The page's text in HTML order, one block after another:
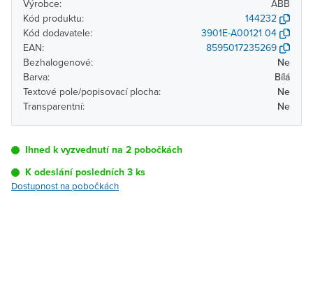
Výrobce:
ABB
Kód produktu:
144232
Kód dodavatele:
3901E-A00121 04
EAN:
8595017235269
Bezhalogenové:
Ne
Barva:
Bílá
Textové pole/popisovací plocha:
Ne
Transparentní:
Ne
Ihned k vyzvednutí na 2 pobočkách
K odeslání posledních 3 ks
Dostupnost na pobočkách